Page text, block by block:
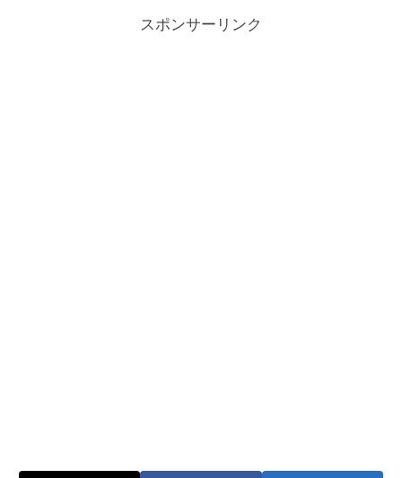
スポンサーリンク